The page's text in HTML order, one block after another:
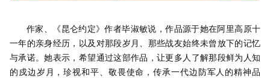
作家、《昆仑约定》作者毕淑敏说，作品源于她在阿里高原十
一年的亲身经历，以及对那段岁月、那些战友始终未曾放下的记忆
与承诺。她表示，希望通过这部作品，让更多人了解那段鲜为人知
的戍边岁月，珍视和平、敬畏使命，传承一代边防军人的精神品